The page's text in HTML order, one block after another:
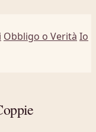
Obbligo o Verità Io